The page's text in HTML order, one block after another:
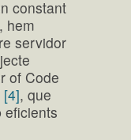
constant
hem
servidor
of Code
[4], que
eficients